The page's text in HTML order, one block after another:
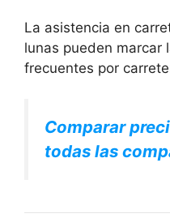
La asistencia en
lunas pueden marcar
frecuentes por
Comparar
todas las